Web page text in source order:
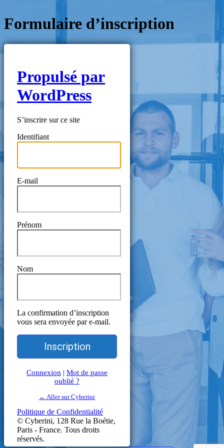
Formulaire d’inscription
Propulsé par
WordPress
S’inscrire sur ce site
Identifiant
E-mail
Prénom
Nom
La confirmation d’inscription
vous sera envoyée par e-mail.
Connexion | Mot de passe
oublié ?
← Aller sur Cyberini
Politique de Confidentialité